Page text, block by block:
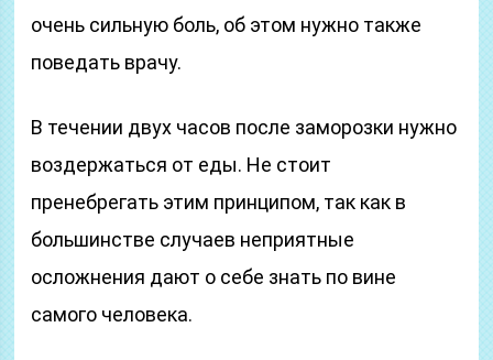
очень сильную боль, об этом нужно также
поведать врачу.
В течении двух часов после заморозки нужно
воздержаться от еды. Не стоит
пренебрегать этим принципом, так как в
большинстве случаев неприятные
осложнения дают о себе знать по вине
самого человека.